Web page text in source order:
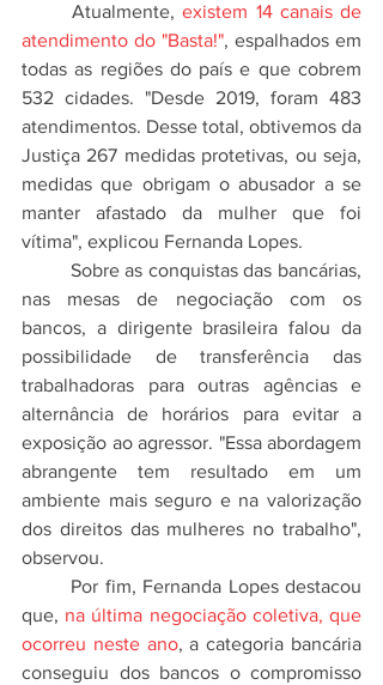
	Atualmente,
existem 14 canais de
atendimento do "Basta!", espalhados em
todas as regiões do país e que cobrem
532 cidades. "Desde 2019, foram 483
atendimentos. Desse total, obtivemos da
Justiça 267 medidas protetivas, ou seja,
medidas que obrigam o abusador a se
manter afastado da mulher que foi
vítima", explicou Fernanda Lopes.
nas mesas de negociação com os
bancos, a dirigente brasileira falou da
possibilidade de transferência das
trabalhadoras para outras agências e
alternância de horários para evitar a
exposição ao agressor. "Essa abordagem
abrangente tem resultado em um
ambiente mais seguro e na valorização
dos direitos das mulheres no trabalho",
observou.
que, na última negociação coletiva, que
ocorreu neste ano, a categoria bancária
conseguiu dos bancos o compromisso